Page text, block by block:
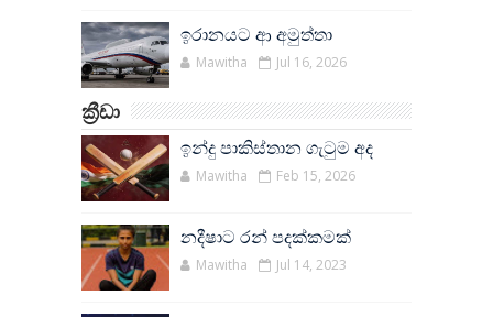
ඉරානයට ආ අමුත්තා
Mawitha Jul 16, 2026
ක්‍රීඩා
ඉන්දු පාකිස්තාන ගැටුම අද
Mawitha Feb 15, 2026
නදීෂාට රන් පදක්කමක්
Mawitha Jul 14, 2023